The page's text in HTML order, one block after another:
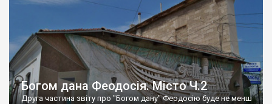
Богом дана Феодосія. Місто Ч.2
Друга частина звіту про "Богом дану" Феодосію буде не менш